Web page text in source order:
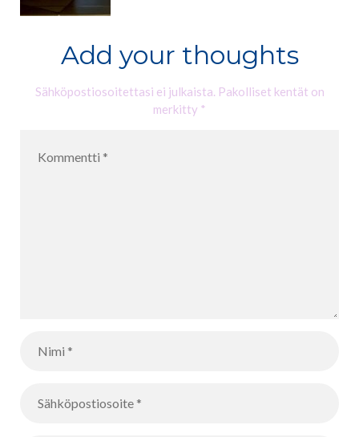
Add your thoughts
Sähköpostiosoitettasi ei julkaista. Pakolliset kentät on
merkitty *